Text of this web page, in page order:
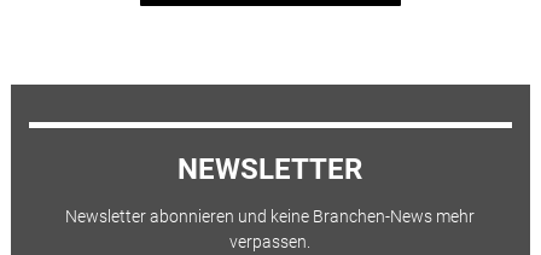
NEWSLETTER
Newsletter abonnieren und keine Branchen-News mehr
verpassen.